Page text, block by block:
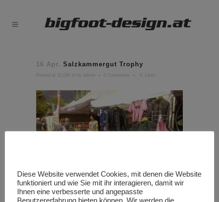
16 Apr. Salzkammergut Trophy
Posted at 11:02h in by admin 0 Comments Likes
Diese Website verwendet Cookies, mit denen die Website
funktioniert und wie Sie mit ihr interagieren, damit wir
Ihnen eine verbesserte und angepasste